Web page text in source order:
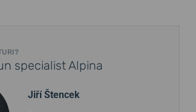
specialist Alpina
Jiří Štencek